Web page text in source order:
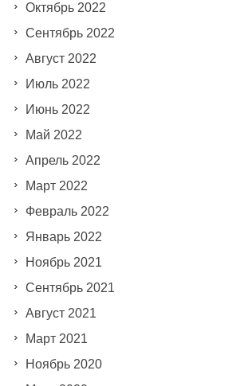
Октябрь 2022
Сентябрь 2022
Август 2022
Июль 2022
Июнь 2022
Май 2022
Апрель 2022
Март 2022
Февраль 2022
Январь 2022
Ноябрь 2021
Сентябрь 2021
Август 2021
Март 2021
Ноябрь 2020